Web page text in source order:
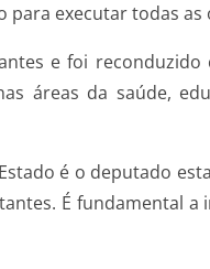
executar todas as
e foi
áreas da saúde,
é o deputado
É fundamental